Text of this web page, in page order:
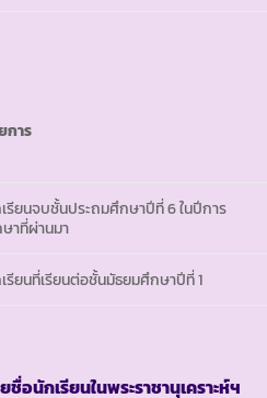
การ
รียนจบชั้นประถมศึกษาปีที่ 6 ในปีการ
าที่ผ่านมา
รียนที่เรียนต่อชั้นมัธยมศึกษาปีที่ 1
ชื่อนักเรียนในพระราชานุเคราะห์ฯ